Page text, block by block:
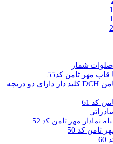
شمار
مهر ثامن کد55
رکعت شمار ثامن DCH کلید دار دارای دو دریچه
کد 61
نمادار مهر ثامن کد 52
ثامن کد 50